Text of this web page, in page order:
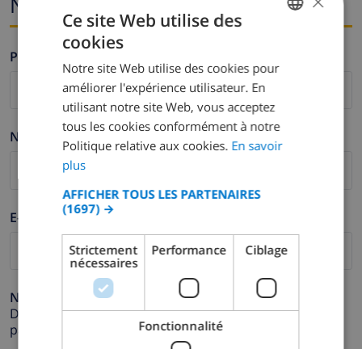
Prénom *
Nom de famille *
E-mail *
Numéro de téléphone *
Dans le cas où votre adresse e-mail ne fonctionnerait
pas correctement.
DUTCH
SPANISH
GERMAN
DANISH
Ce site Web utilise des
cookies
Notre site Web utilise des cookies pour
améliorer l'expérience utilisateur. En
utilisant notre site Web, vous acceptez
tous les cookies conformément à notre
Politique relative aux cookies. En savoir
plus
AFFICHER TOUS LES PARTENAIRES
(1697) →
Strictement
nécessaires
Performance Ciblage
Fonctionnalité